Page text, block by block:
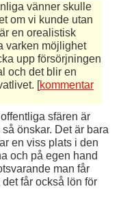
vänner skulle
om vi kunde utan
en orealistisk
varken möjlighet
upp försörjningen
och det blir en
[
kommentar
sfären är
önskar. Det är bara
en viss plats i den
och på egen hand
man får
får också lön för